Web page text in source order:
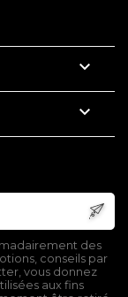


des
conseils par
vous donnez
aux fins